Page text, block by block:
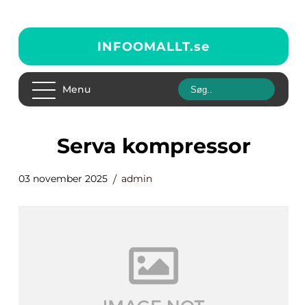
INFOOMALLT.se
Menu
serva kompressor
03 november 2025 admin